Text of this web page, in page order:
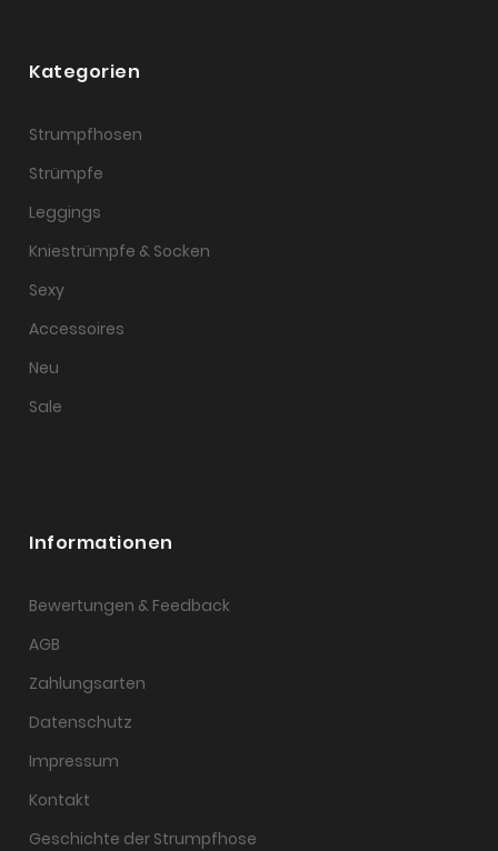
Kategorien
Strumpfhosen
Strümpfe
Leggings
Kniestrümpfe & Socken
Sexy
Accessoires
Neu
Sale
Informationen
Bewertungen & Feedback
AGB
Zahlungsarten
Datenschutz
Impressum
Kontakt
Geschichte der Strumpfhose